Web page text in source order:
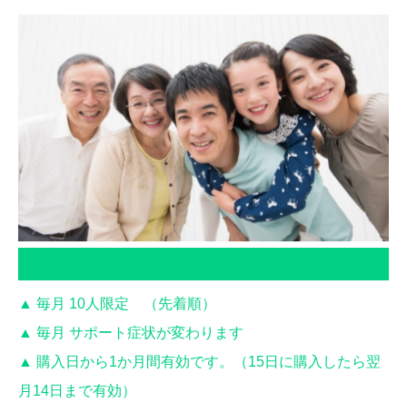
▲ 毎月 10人限定 （先着順）
▲ 毎月 サポート症状が変わります
▲ 購入日から1か月間有効です。（15日に購入したら翌
月14日まで有効）